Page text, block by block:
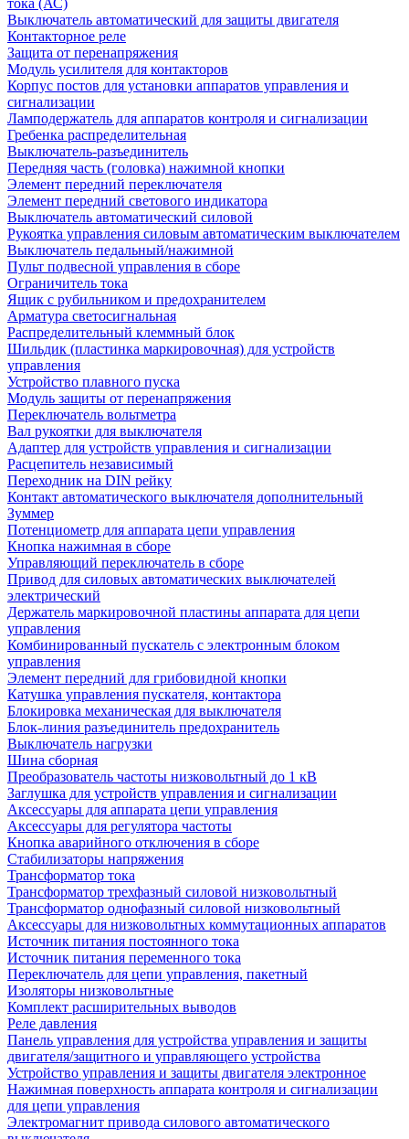
тока (АС)
Выключатель автоматический для защиты двигателя
Контакторное реле
Защита от перенапряжения
Модуль усилителя для контакторов
Корпус постов для установки аппаратов управления и
сигнализации
Ламподержатель для аппаратов контроля и сигнализации
Гребенка распределительная
Выключатель-разъединитель
Передняя часть (головка) нажимной кнопки
Элемент передний переключателя
Элемент передний светового индикатора
Выключатель автоматический силовой
Рукоятка управления силовым автоматическим выключателем
Выключатель педальный/нажимной
Пульт подвесной управления в сборе
Ограничитель тока
Ящик с рубильником и предохранителем
Арматура светосигнальная
Распределительный клеммный блок
Шильдик (пластинка маркировочная) для устройств
управления
Устройство плавного пуска
Модуль защиты от перенапряжения
Переключатель вольтметра
Вал рукоятки для выключателя
Адаптер для устройств управления и сигнализации
Расцепитель независимый
Переходник на DIN рейку
Контакт автоматического выключателя дополнительный
Зуммер
Потенциометр для аппарата цепи управления
Кнопка нажимная в сборе
Управляющий переключатель в сборе
Привод для силовых автоматических выключателей
электрический
Держатель маркировочной пластины аппарата для цепи
управления
Комбинированный пускатель с электронным блоком
управления
Элемент передний для грибовидной кнопки
Катушка управления пускателя, контактора
Блокировка механическая для выключателя
Блок-линия разъединитель предохранитель
Выключатель нагрузки
Шина сборная
Преобразователь частоты низковольтный до 1 кВ
Заглушка для устройств управления и сигнализации
Аксессуары для аппарата цепи управления
Аксессуары для регулятора частоты
Кнопка аварийного отключения в сборе
Стабилизаторы напряжения
Трансформатор тока
Трансформатор трехфазный силовой низковольтный
Трансформатор однофазный силовой низковольтный
Аксессуары для низковольтных коммутационных аппаратов
Источник питания постоянного тока
Источник питания переменного тока
Переключатель для цепи управления, пакетный
Изоляторы низковольтные
Комплект расширительных выводов
Реле давления
Панель управления для устройства управления и защиты
двигателя/защитного и управляющего устройства
Устройство управления и защиты двигателя электронное
Нажимная поверхность аппарата контроля и сигнализации
для цепи управления
Электромагнит привода силового автоматического